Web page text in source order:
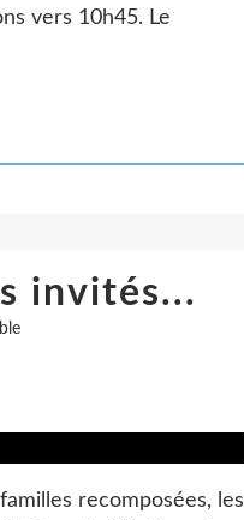
vers 10h45. Le
invités...
recomposées, les